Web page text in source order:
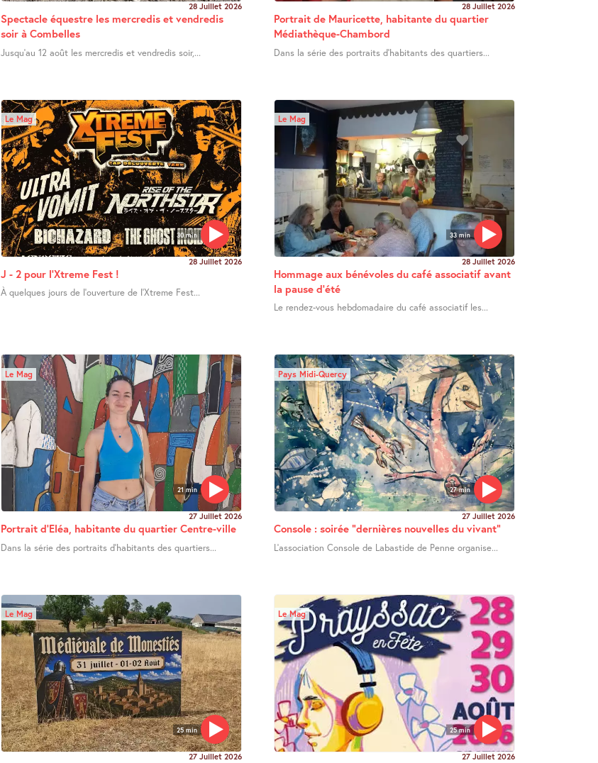
28 Juillet 2026
Spectacle équestre les mercredis et vendredis
soir à Combelles
Jusqu’au 12 août les mercredis et vendredis soir,...
28 Juillet 2026
Portrait de Mauricette, habitante du quartier
Médiathèque-Chambord
Dans la série des portraits d’habitants des quartiers...
30 min
Le Mag
28 Juillet 2026
J - 2 pour l’Xtreme Fest !
À quelques jours de l’ouverture de l’Xtreme Fest...
33 min
Le Mag
28 Juillet 2026
Hommage aux bénévoles du café associatif avant
la pause d’été
Le rendez-vous hebdomadaire du café associatif les...
21 min
Le Mag
27 Juillet 2026
Portrait d’Eléa, habitante du quartier Centre-ville
Dans la série des portraits d’habitants des quartiers...
27 min
Pays Midi-Quercy
27 Juillet 2026
Console : soirée "dernières nouvelles du vivant"
L’association Console de Labastide de Penne organise...
25 min
Le Mag
27 Juillet 2026
25 min
Le Mag
27 Juillet 2026